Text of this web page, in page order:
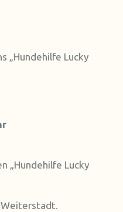
„Hundehilfe Lucky
„Hundehilfe Lucky
Weiterstadt.